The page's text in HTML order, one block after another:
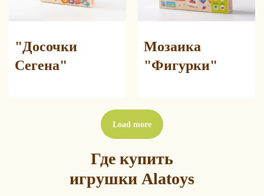
"Досочки
Сегена"
Мозаика
"Фигурки"
Load more
Где купить
игрушки Alatoys